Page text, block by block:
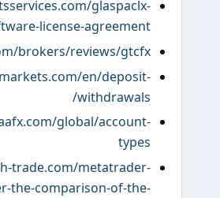
www.gtsservices.com/
software-license-
brokers/reviews/
www.thinkmarkets.com/en/
https://aaafx.com/global/
https://match-trade.com/
4-5-vs-ctrader-the-comparison-of-